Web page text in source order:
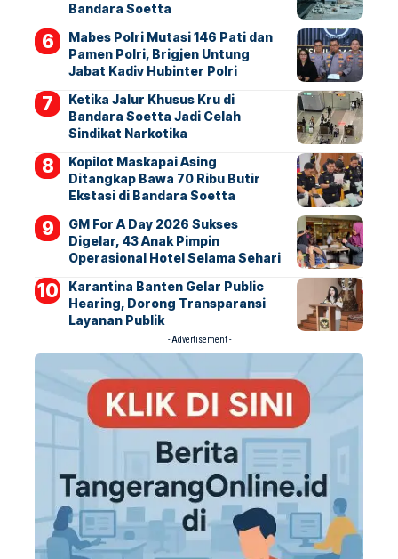
Bandara Soetta
Mabes Polri Mutasi 146 Pati dan
Pamen Polri, Brigjen Untung
Jabat Kadiv Hubinter Polri
Ketika Jalur Khusus Kru di
Bandara Soetta Jadi Celah
Sindikat Narkotika
Kopilot Maskapai Asing
Ditangkap Bawa 70 Ribu Butir
Ekstasi di Bandara Soetta
GM For A Day 2026 Sukses
Digelar, 43 Anak Pimpin
Operasional Hotel Selama Sehari
Karantina Banten Gelar Public
Hearing, Dorong Transparansi
Layanan Publik
- Advertisement -